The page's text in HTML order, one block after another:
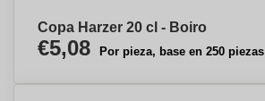
Copa Harzer 20 cl - Boiro
€5,08 Por pieza, base en 250 piezas